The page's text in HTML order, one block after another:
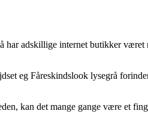
adskillige internet butikker
eg Fåreskindslook lysegrå
kan det mange gange være et